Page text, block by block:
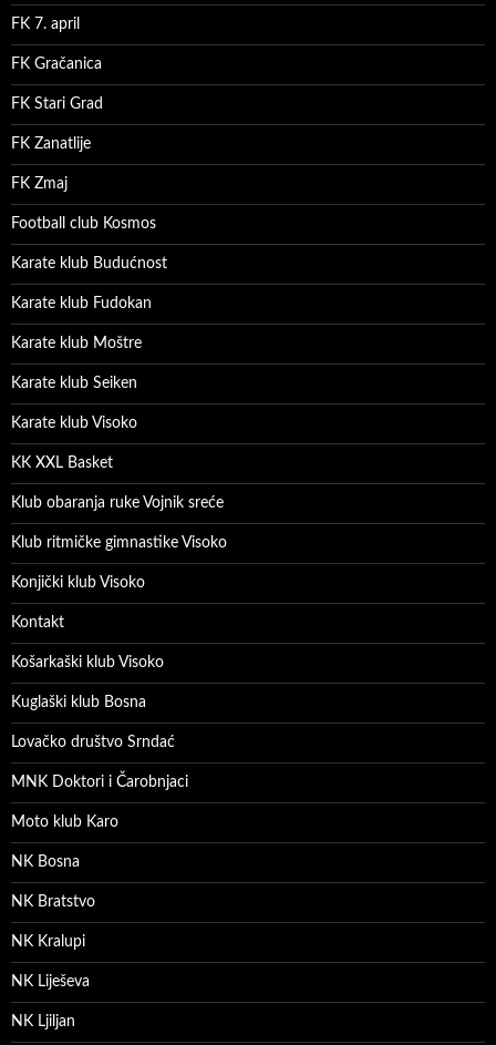
FK 7. april
FK Gračanica
FK Stari Grad
FK Zanatlije
FK Zmaj
Football club Kosmos
Karate klub Budućnost
Karate klub Fudokan
Karate klub Moštre
Karate klub Seiken
Karate klub Visoko
KK XXL Basket
Klub obaranja ruke Vojnik sreće
Klub ritmičke gimnastike Visoko
Konjički klub Visoko
Kontakt
Košarkaški klub Visoko
Kuglaški klub Bosna
Lovačko društvo Srndać
MNK Doktori i Čarobnjaci
Moto klub Karo
NK Bosna
NK Bratstvo
NK Kralupi
NK Liješeva
NK Ljiljan